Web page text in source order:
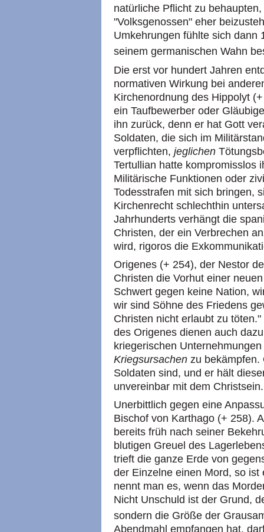
natürliche Pflicht zu
"Volksgenossen" eher
Umkehrungen fühlte sich dann
seinem germanischen Wahn
Die erst vor hundert Jahren
normativen Wirkung bei
Kirchenordnung des Hippolyt
ein Taufbewerber oder
ihn zurück, denn er hat Gott
Soldaten, die sich im
verpflichten, jeglichen
Tertullian hatte kompromisslos
Militärische Funktionen oder
Todesstrafen mit sich bringen,
Kirchenrecht schlechthin
Jahrhunderts verhängt die
Christen, der ein Verbrechen
wird, rigoros die
Origenes (+ 254), der Nestor
Christen die Vorhut einer
Schwert gegen keine Nation,
wir sind Söhne des Friedens
Christen nicht erlaubt zu
des Origenes dienen auch
kriegerischen
Kriegsursachen zu bekämpfen.
Soldaten sind, und er hält
unvereinbar mit dem Christsein.
Unerbittlich gegen eine
Bischof von Karthago (+ 258).
bereits früh nach seiner
blutigen Greuel des
trieft die ganze Erde von
der Einzelne einen Mord, so ist
nennt man es, wenn das
Nicht Unschuld ist der Grund,
sondern die Größe der
Abendmahl empfangen hat,